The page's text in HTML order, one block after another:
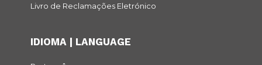
Livro de Reclamações Eletrónico
IDIOMA | LANGUAGE